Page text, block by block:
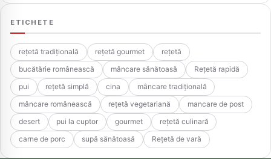
ETICHETE
rețetă tradițională rețetă gourmet
rețetă
bucătărie românească
mâncare sănătoasă
Rețetă rapidă
pui
rețetă simplă cina
mâncare tradițională
mâncare românească
rețetă vegetariană
mancare de post
desert
pui la cuptor gourmet
rețetă culinară
carne de porc
supă sănătoasă Rețetă de vară